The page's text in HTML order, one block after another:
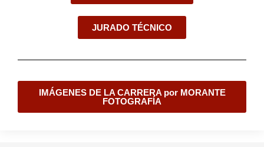
JURADO TÉCNICO
IMÁGENES DE LA CARRERA por MORANTE
FOTOGRAFÍA